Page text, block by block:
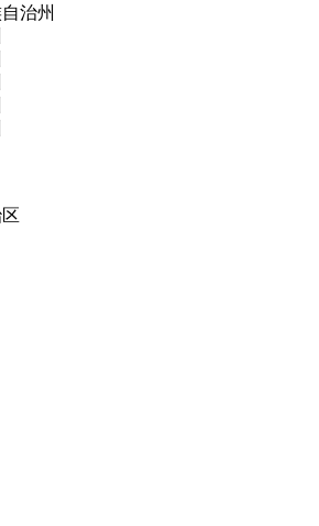
治州